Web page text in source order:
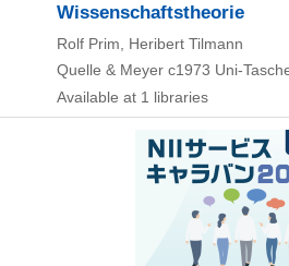
Wissenschaftstheorie
Rolf Prim, Heribert Tilmann
Quelle & Meyer c1973 Uni-
Available at 1 libraries